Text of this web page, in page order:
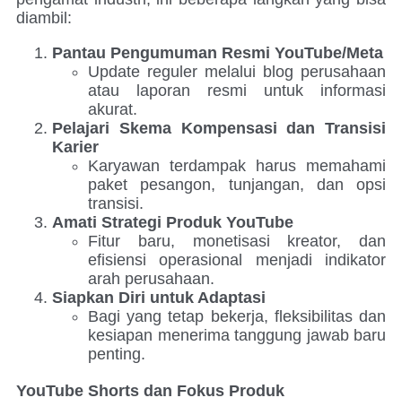
diambil:
Pantau Pengumuman Resmi YouTube/Meta
Update reguler melalui blog perusahaan
atau laporan resmi untuk informasi
akurat.
Pelajari Skema Kompensasi dan Transisi
Karier
Karyawan terdampak harus memahami
paket pesangon, tunjangan, dan opsi
transisi.
Amati Strategi Produk YouTube
Fitur baru, monetisasi kreator, dan
efisiensi operasional menjadi indikator
arah perusahaan.
Siapkan Diri untuk Adaptasi
Bagi yang tetap bekerja, fleksibilitas dan
kesiapan menerima tanggung jawab baru
penting.
YouTube Shorts dan Fokus Produk